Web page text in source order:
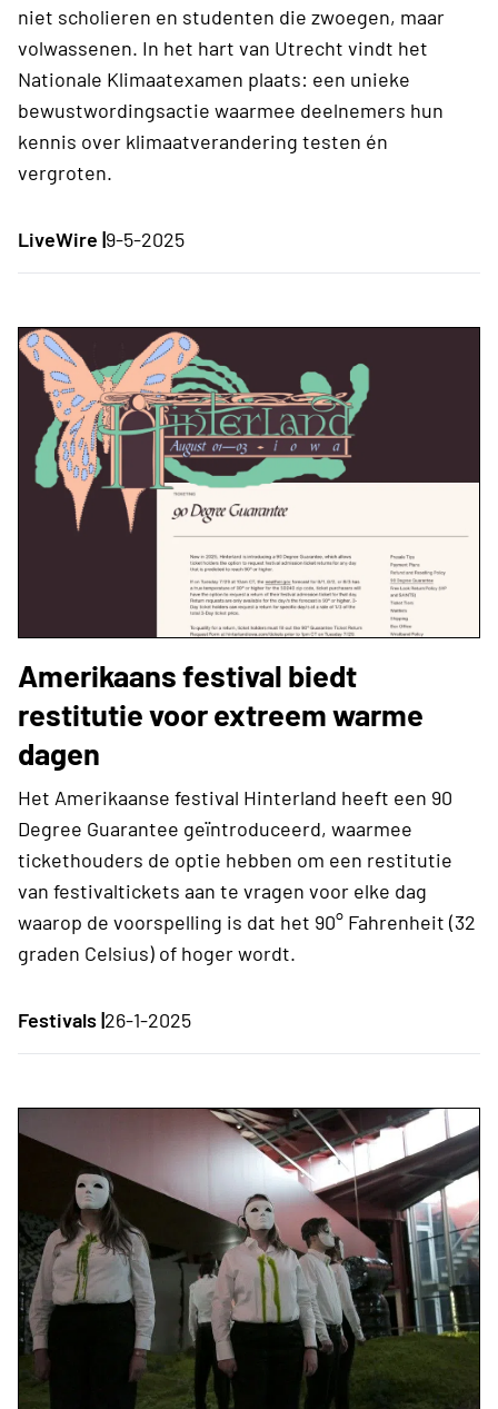
niet scholieren en studenten die zwoegen, maar
volwassenen. In het hart van Utrecht vindt het
Nationale Klimaatexamen plaats: een unieke
bewustwordingsactie waarmee deelnemers hun
kennis over klimaatverandering testen én
vergroten.
LiveWire |9-5-2025
Amerikaans festival biedt
restitutie voor extreem warme
dagen
Het Amerikaanse festival Hinterland heeft een 90
Degree Guarantee geïntroduceerd, waarmee
tickethouders de optie hebben om een ​​restitutie
van festivaltickets aan te vragen voor elke dag
waarop de voorspelling is dat het 90° Fahrenheit (32
graden Celsius) of hoger wordt.
Festivals |26-1-2025